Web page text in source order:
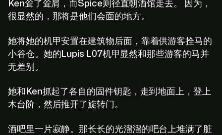
Ken耸了耸肩，而Spice则径直朝酒馆走去。 因为，
很显然的，那将是他们会面的地方。
她将她的机甲安置在建筑物后面，靠着供游客拴马的
小谷仓。她的Lupis L07机甲显然和那些游客的马并
无差别。
她和Ken抓起了各自的固件钥匙，走到地面上，登上
木台阶，然后推开了旋转门。
酒吧里一片寂静。那长长的光溜溜的吧台上堆满了脏